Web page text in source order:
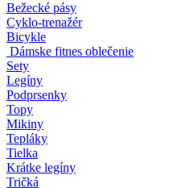
Bežecké pásy
Cyklo-trenažér
Bicykle
Dámske fitnes oblečenie
Sety
Legíny
Podprsenky
Topy
Mikiny
Tepláky
Tielka
Krátke legíny
Tričká